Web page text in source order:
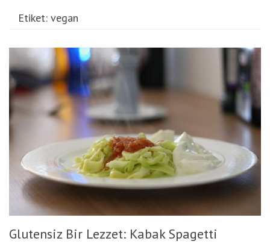
Etiket: vegan
Glutensiz Bir Lezzet: Kabak Spagetti